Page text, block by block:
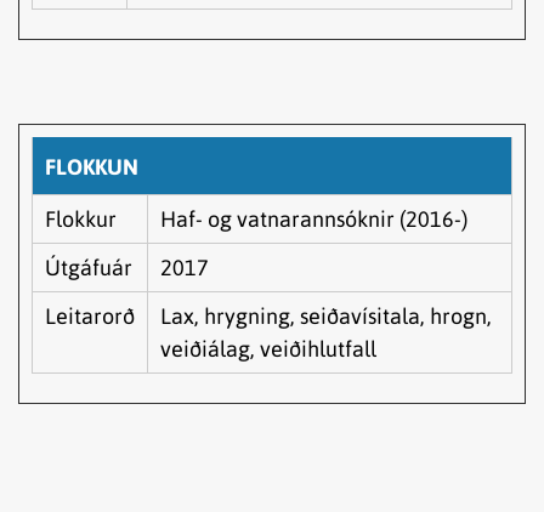
FLOKKUN
Flokkur
Haf- og vatnarannsóknir (2016-)
Útgáfuár
2017
Leitarorð
Lax, hrygning, seiðavísitala, hrogn,
veiðiálag, veiðihlutfall